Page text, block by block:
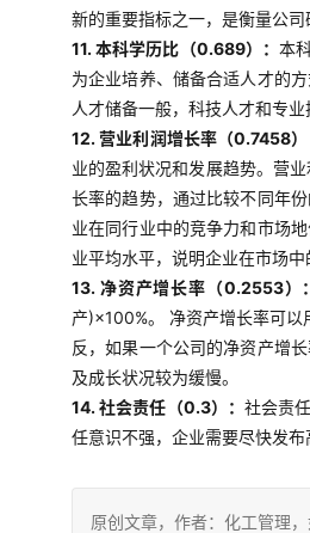
新的重要指标之一，是衡量公
11. 本科学历比（0.689）： 本
为企业培养、储备合适人才的
人才储备一般，科技人才和专业
12. 营业利润增长率（0.7458）
业的盈利状况和发展趋势。营
长率的趋势，通过比较不同年
业在同行业中的竞争力和市场
业平均水平，说明企业在市场
13. 净资产增长率（0.2553）：
产)×100%。 净资产增长率可
反，如果一个公司的净资产增
及成长状况较为缓慢。
14. 社会责任（0.3）： 社会责
任意识不强，企业需要尽快发
原创文章，作者：化工管理